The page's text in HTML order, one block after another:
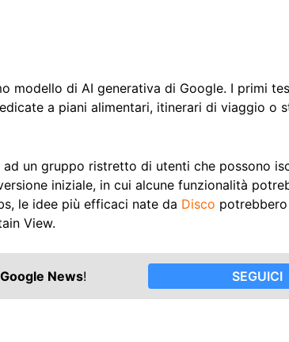
modello di AI generativa di Google. I primi
a piani alimentari, itinerari di viaggio o
un gruppo ristretto di utenti che possono
iniziale, in cui alcune funzionalità
le idee più efficaci nate da Disco
View.
News! SEGUICI